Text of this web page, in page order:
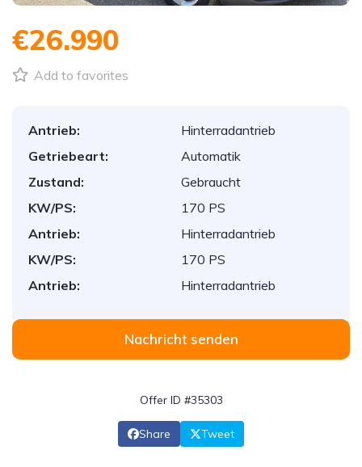
€26.990
Add to favorites
Antrieb:
Hinterradantrieb
Getriebeart:
Automatik
Zustand:
Gebraucht
KW/PS:
170 PS
Antrieb:
Hinterradantrieb
KW/PS:
170 PS
Antrieb:
Hinterradantrieb
Nachricht senden
Offer ID #35303
Share Tweet